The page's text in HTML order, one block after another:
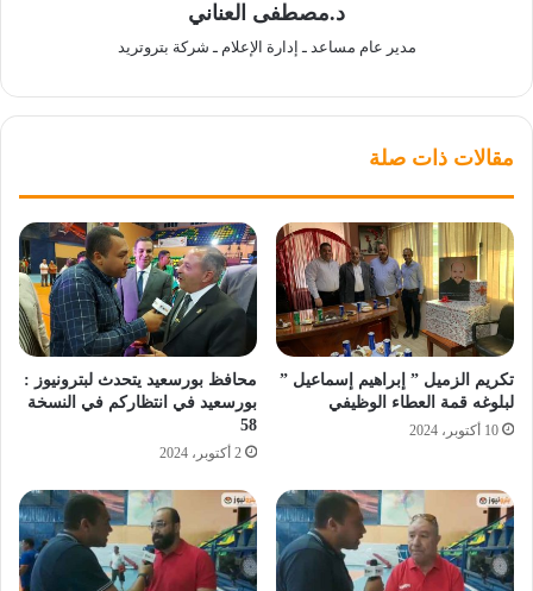
د.مصطفى العناني
مدير عام مساعد ـ إدارة الإعلام ـ شركة بتروتريد
مقالات ذات صلة
تكريم الزميل ” إبراهيم إسماعيل ”
لبلوغه قمة العطاء الوظيفي
10 أكتوبر، 2024
محافظ بورسعيد يتحدث لبترونيوز :
بورسعيد في انتظاركم في النسخة
58
2 أكتوبر، 2024